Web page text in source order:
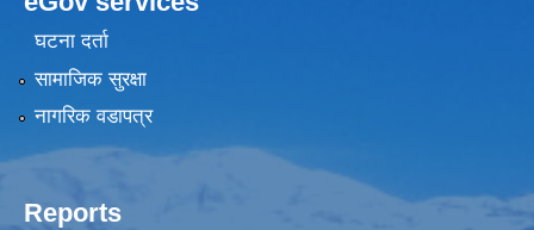
घटना दर्ता
सामाजिक सुरक्षा
नागरिक वडापत्र
Reports